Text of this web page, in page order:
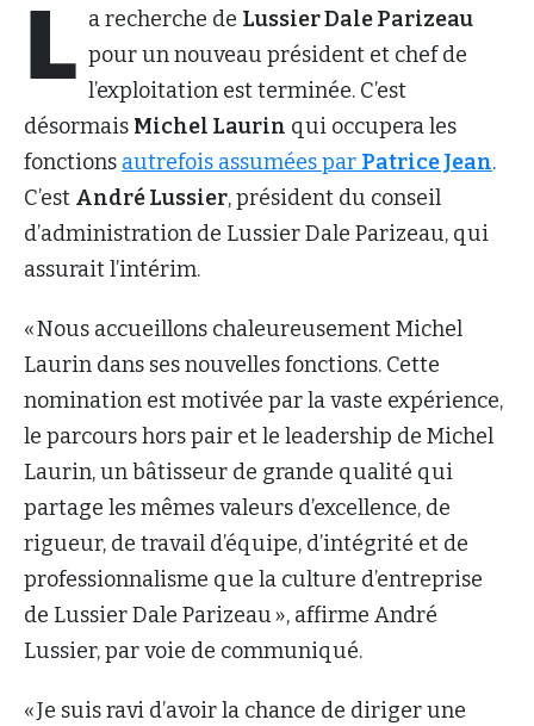
L a recherche de Lussier Dale Parizeau
pour un nouveau président et chef de
l’exploitation est terminée. C’est
désormais Michel Laurin qui occupera les
fonctions autrefois assumées par Patrice Jean.
C’est André Lussier, président du conseil
d’administration de Lussier Dale Parizeau, qui
assurait l’intérim.
« Nous accueillons chaleureusement Michel
Laurin dans ses nouvelles fonctions. Cette
nomination est motivée par la vaste expérience,
le parcours hors pair et le leadership de Michel
Laurin, un bâtisseur de grande qualité qui
partage les mêmes valeurs d’excellence, de
rigueur, de travail d’équipe, d’intégrité et de
professionnalisme que la culture d’entreprise
de Lussier Dale Parizeau », affirme André
Lussier, par voie de communiqué.
« Je suis ravi d’avoir la chance de diriger une